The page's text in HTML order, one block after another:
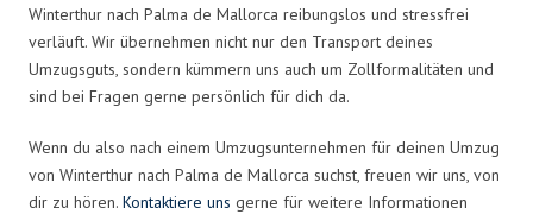
Winterthur nach Palma de Mallorca reibungslos und stressfrei
verläuft. Wir übernehmen nicht nur den Transport deines
Umzugsguts, sondern kümmern uns auch um Zollformalitäten und
sind bei Fragen gerne persönlich für dich da.
Wenn du also nach einem Umzugsunternehmen für deinen Umzug
von Winterthur nach Palma de Mallorca suchst, freuen wir uns, von
dir zu hören. Kontaktiere uns gerne für weitere Informationen